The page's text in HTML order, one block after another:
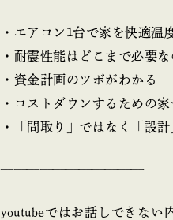
・エアコン1台で家を快適温
・耐震性能はどこまで必要
・資金計画のツボがわかる
・コストダウンするための
・「間取り」ではなく「設
———————————
youtubeではお話しできない